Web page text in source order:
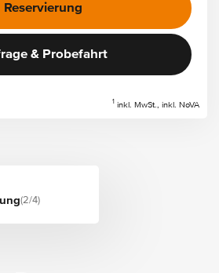
Reservierung
& Probefahrt
1 inkl. MwSt., inkl. NoVA
(2/4)